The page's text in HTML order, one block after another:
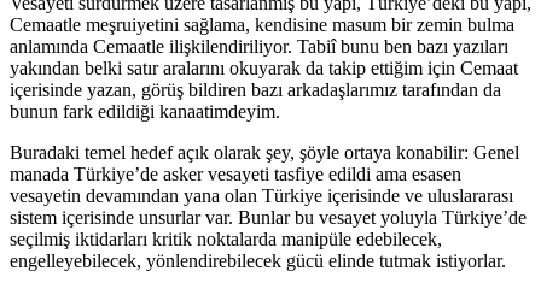
Cemaatle meşruiyetini sağlama, kendisine masum bir zemin bulma
anlamında Cemaatle ilişkilendiriliyor. Tabiî bunu ben bazı yazıları
yakından belki satır aralarını okuyarak da takip ettiğim için Cemaat
içerisinde yazan, görüş bildiren bazı arkadaşlarımız tarafından da
bunun fark edildiği kanaatimdeyim.
Buradaki temel hedef açık olarak şey, şöyle ortaya konabilir: Genel
manada Türkiye’de asker vesayeti tasfiye edildi ama esasen
vesayetin devamından yana olan Türkiye içerisinde ve uluslararası
sistem içerisinde unsurlar var. Bunlar bu vesayet yoluyla Türkiye’de
seçilmiş iktidarları kritik noktalarda manipüle edebilecek,
engelleyebilecek, yönlendirebilecek gücü elinde tutmak istiyorlar.